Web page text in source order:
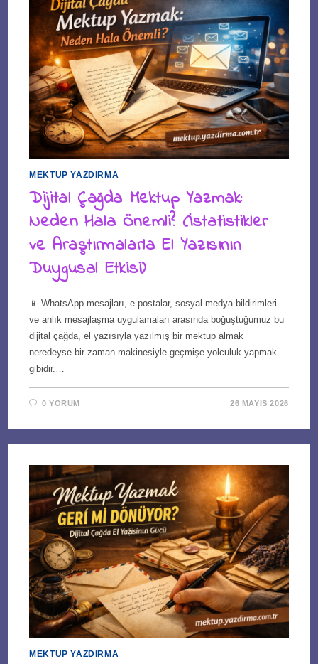
MEKTUP YAZDIRMA
Dijital Çağda Mektup Yazmak:
Neden Hala Önemli? (İstatistikler
ve Araştırmalarla El Yazısının
Duygusal Etkisi)
📱 WhatsApp mesajları, e-postalar, sosyal medya bildirimleri
ve anlık mesajlaşma uygulamaları arasında boğuştuğumuz bu
dijital çağda, el yazısıyla yazılmış bir mektup almak
neredeyse bir zaman makinesiyle geçmişe yolculuk yapmak
gibidir.…
0 YORUM 26 MAYIS 2026
MEKTUP YAZDIRMA